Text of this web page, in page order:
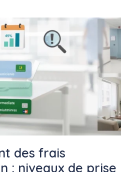
des frais
: niveaux de prise